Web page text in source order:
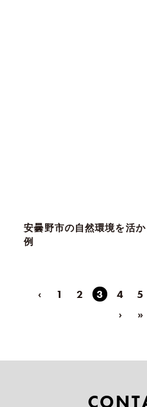
安曇野市の自然環境を活
例
‹ 1 2 3 4 5
›
»